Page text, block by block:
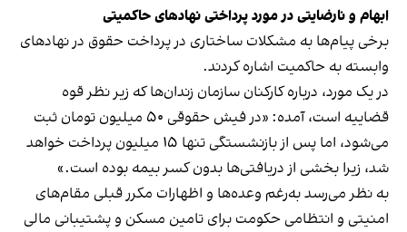
ابهام و نارضایتی در مورد پرداختی نهادهای حاکمیتی
برخی پیام‌ها به مشکلات ساختاری در پرداخت حقوق در نهادهای
وابسته به حاکمیت اشاره کردند.
در یک مورد، درباره کارکنان سازمان زندان‌ها که زیر نظر قوه
قضاییه است، آمده: «در فیش حقوقی ۵۰ میلیون تومان ثبت
می‌شود، اما پس از بازنشستگی تنها ۱۵ میلیون پرداخت خواهد
شد، زیرا بخشی از دریافتی‌ها بدون کسر بیمه بوده است.»
به نظر می‌رسد به‌رغم وعده‌ها و اظهارات مکرر قبلی مقام‌های
امنیتی و انتظامی حکومت برای تامین مسکن و پشتیبانی مالی